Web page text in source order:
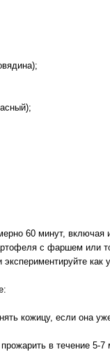
60 минут, включая
с фаршем или
как
кожицу, если она
в течение 5-7